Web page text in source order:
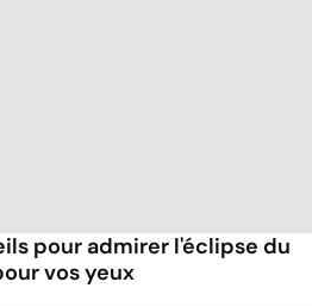
pour admirer l'éclipse du
vos yeux